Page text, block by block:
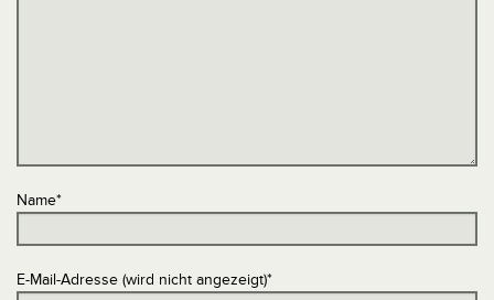
Name*
E-Mail-Adresse (wird nicht angezeigt)*